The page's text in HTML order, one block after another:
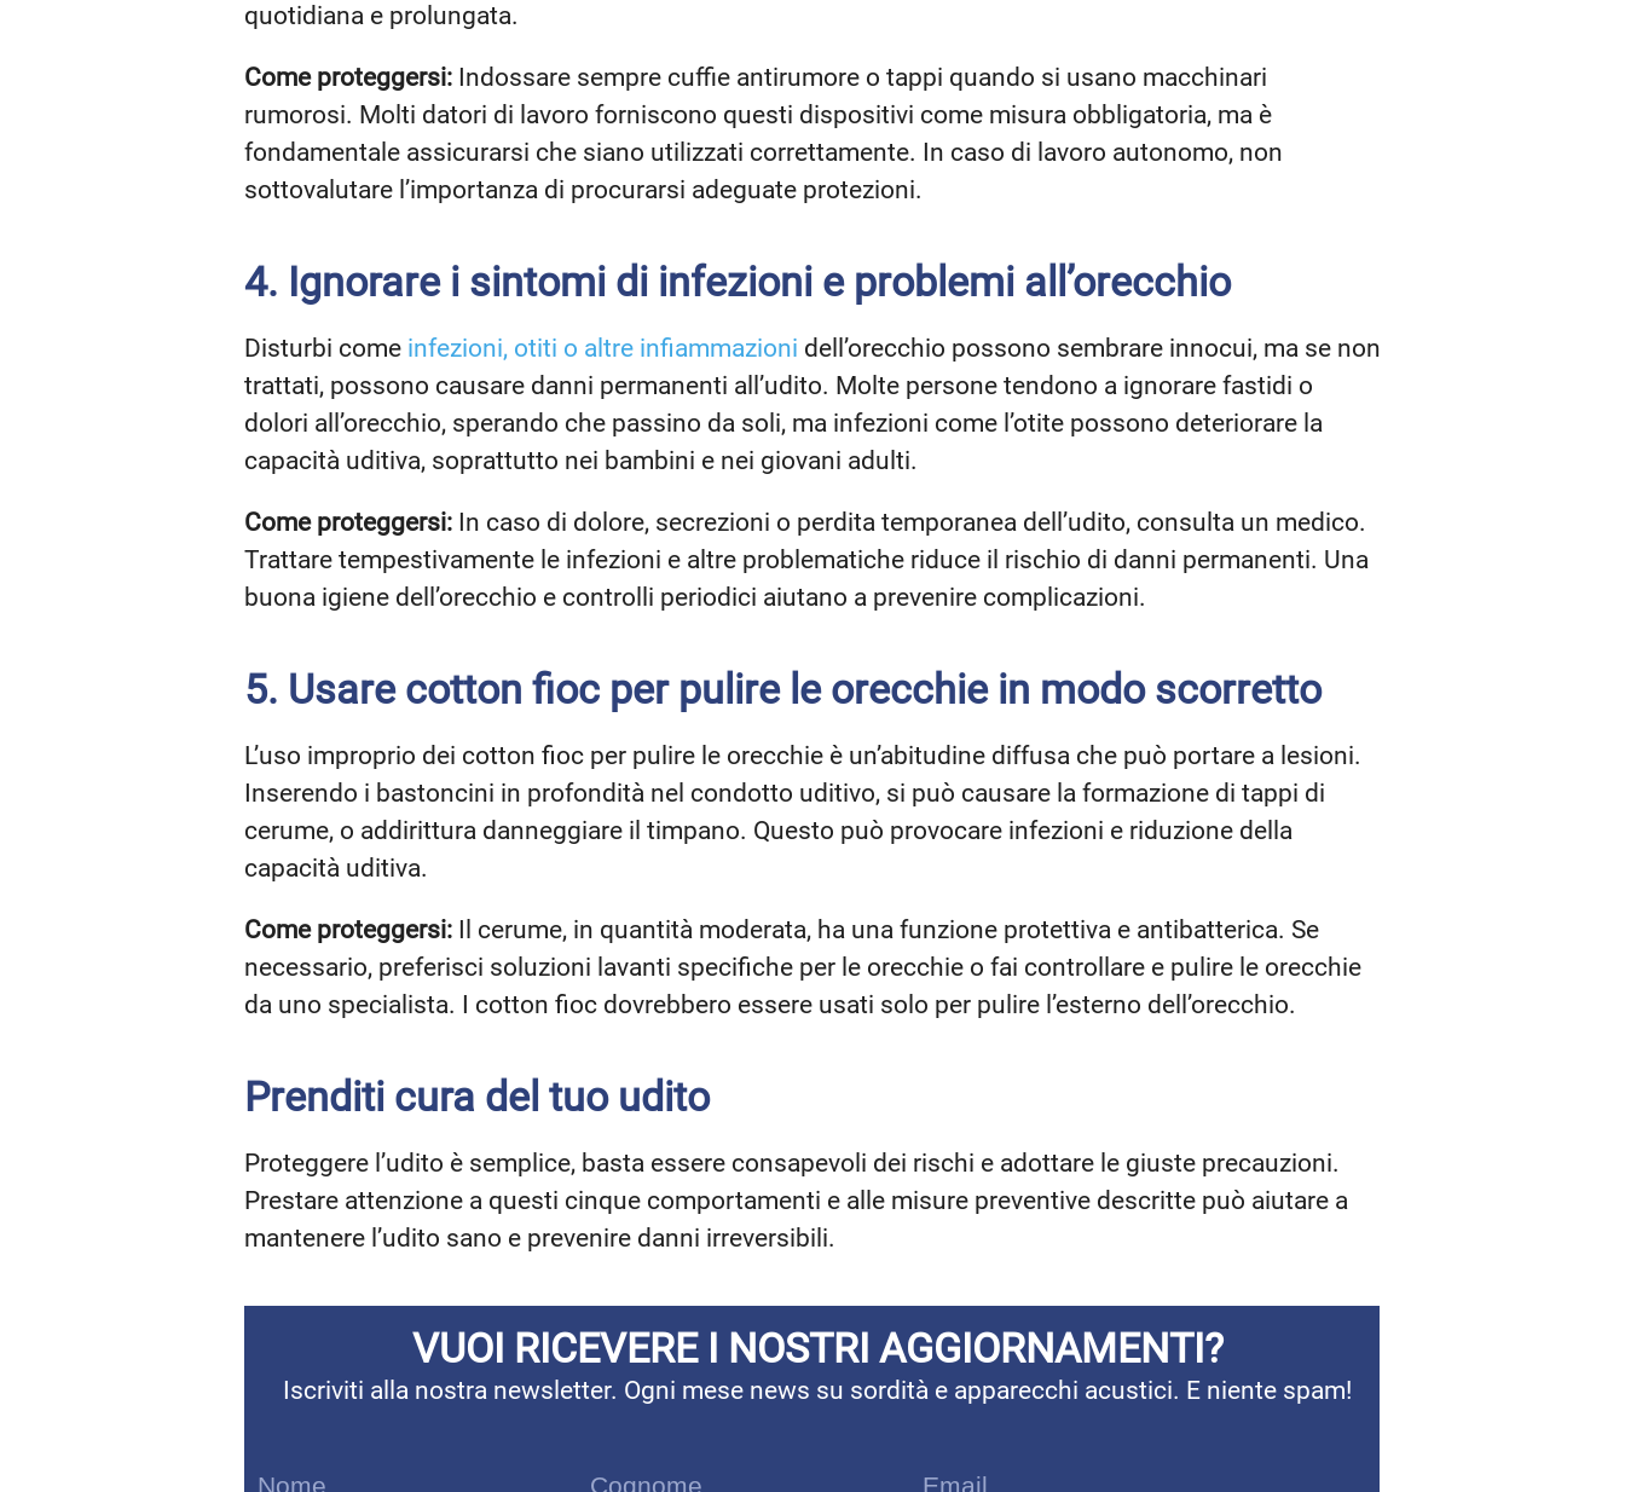
quotidiana e prolungata.
Come proteggersi: Indossare sempre cuffie antirumore o tappi quando si usano macchinari
rumorosi. Molti datori di lavoro forniscono questi dispositivi come misura obbligatoria, ma è
fondamentale assicurarsi che siano utilizzati correttamente. In caso di lavoro autonomo, non
sottovalutare l’importanza di procurarsi adeguate protezioni.
4. Ignorare i sintomi di infezioni e problemi all’orecchio
Disturbi come infezioni, otiti o altre infiammazioni dell’orecchio possono sembrare innocui, ma se non
trattati, possono causare danni permanenti all’udito. Molte persone tendono a ignorare fastidi o
dolori all’orecchio, sperando che passino da soli, ma infezioni come l’otite possono deteriorare la
capacità uditiva, soprattutto nei bambini e nei giovani adulti.
Come proteggersi: In caso di dolore, secrezioni o perdita temporanea dell’udito, consulta un medico.
Trattare tempestivamente le infezioni e altre problematiche riduce il rischio di danni permanenti. Una
buona igiene dell’orecchio e controlli periodici aiutano a prevenire complicazioni.
5. Usare cotton fioc per pulire le orecchie in modo scorretto
L’uso improprio dei cotton fioc per pulire le orecchie è un’abitudine diffusa che può portare a lesioni.
Inserendo i bastoncini in profondità nel condotto uditivo, si può causare la formazione di tappi di
cerume, o addirittura danneggiare il timpano. Questo può provocare infezioni e riduzione della
capacità uditiva.
Come proteggersi: Il cerume, in quantità moderata, ha una funzione protettiva e antibatterica. Se
necessario, preferisci soluzioni lavanti specifiche per le orecchie o fai controllare e pulire le orecchie
da uno specialista. I cotton fioc dovrebbero essere usati solo per pulire l’esterno dell’orecchio.
Prenditi cura del tuo udito
Proteggere l’udito è semplice, basta essere consapevoli dei rischi e adottare le giuste precauzioni.
Prestare attenzione a questi cinque comportamenti e alle misure preventive descritte può aiutare a
mantenere l’udito sano e prevenire danni irreversibili.
VUOI RICEVERE I NOSTRI AGGIORNAMENTI?
Iscriviti alla nostra newsletter. Ogni mese news su sordità e apparecchi acustici. E niente spam!